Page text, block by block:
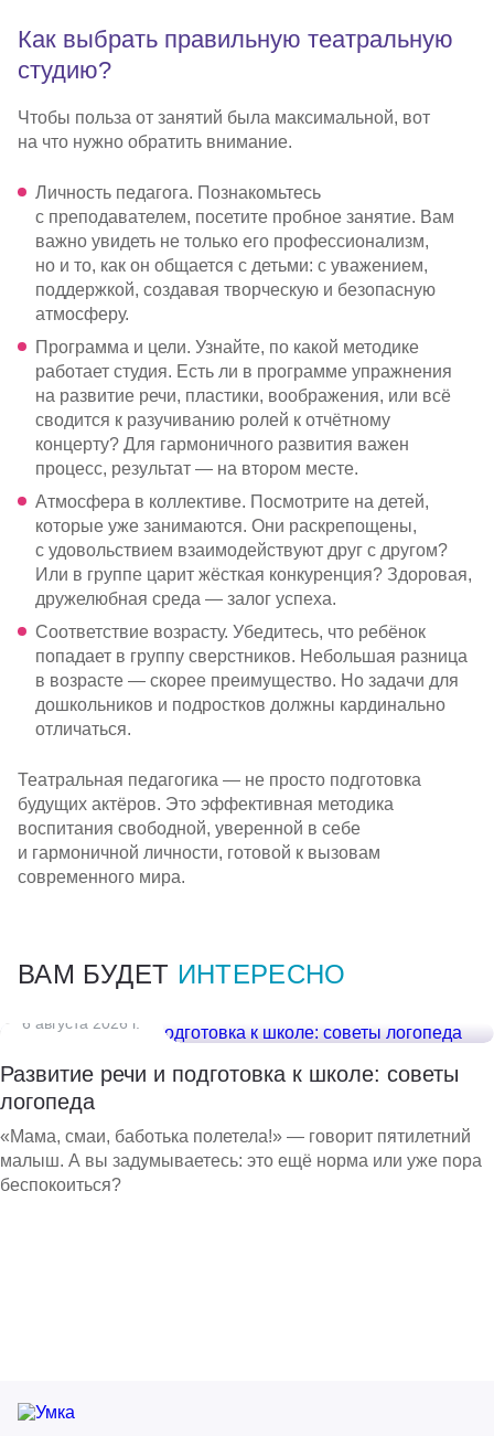
Как выбрать правильную театральную
студию?
Чтобы польза от занятий была максимальной, вот
на что нужно обратить внимание.
Личность педагога. Познакомьтесь
с преподавателем, посетите пробное занятие. Вам
важно увидеть не только его профессионализм,
но и то, как он общается с детьми: с уважением,
поддержкой, создавая творческую и безопасную
атмосферу.
Программа и цели. Узнайте, по какой методике
работает студия. Есть ли в программе упражнения
на развитие речи, пластики, воображения, или всё
сводится к разучиванию ролей к отчётному
концерту? Для гармоничного развития важен
процесс, результат — на втором месте.
Атмосфера в коллективе. Посмотрите на детей,
которые уже занимаются. Они раскрепощены,
с удовольствием взаимодействуют друг с другом?
Или в группе царит жёсткая конкуренция? Здоровая,
дружелюбная среда — залог успеха.
Соответствие возрасту. Убедитесь, что ребёнок
попадает в группу сверстников. Небольшая разница
в возрасте — скорее преимущество. Но задачи для
дошкольников и подростков должны кардинально
отличаться.
Театральная педагогика — не просто подготовка
будущих актёров. Это эффективная методика
воспитания свободной, уверенной в себе
и гармоничной личности, готовой к вызовам
современного мира.
ВАМ БУДЕТ ИНТЕРЕСНО
6 августа 2026 г.
Развитие речи и подготовка к школе: советы
логопеда
«Мама, смаи, баботька полетела!» — говорит пятилетний
малыш. А вы задумываетесь: это ещё норма или уже пора
беспокоиться?